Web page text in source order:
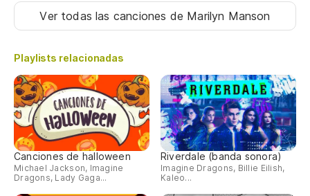
Ver todas las canciones de Marilyn Manson
Playlists relacionadas
Canciones de halloween
Michael Jackson, Imagine
Dragons, Lady Gaga...
Riverdale (banda sonora)
Imagine Dragons, Billie Eilish,
Kaleo...